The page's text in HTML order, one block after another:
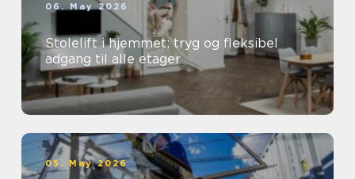
06. May 2026
Stolelift i hjemmet: tryg og fleksibel
adgang til alle etager
05. May 2026